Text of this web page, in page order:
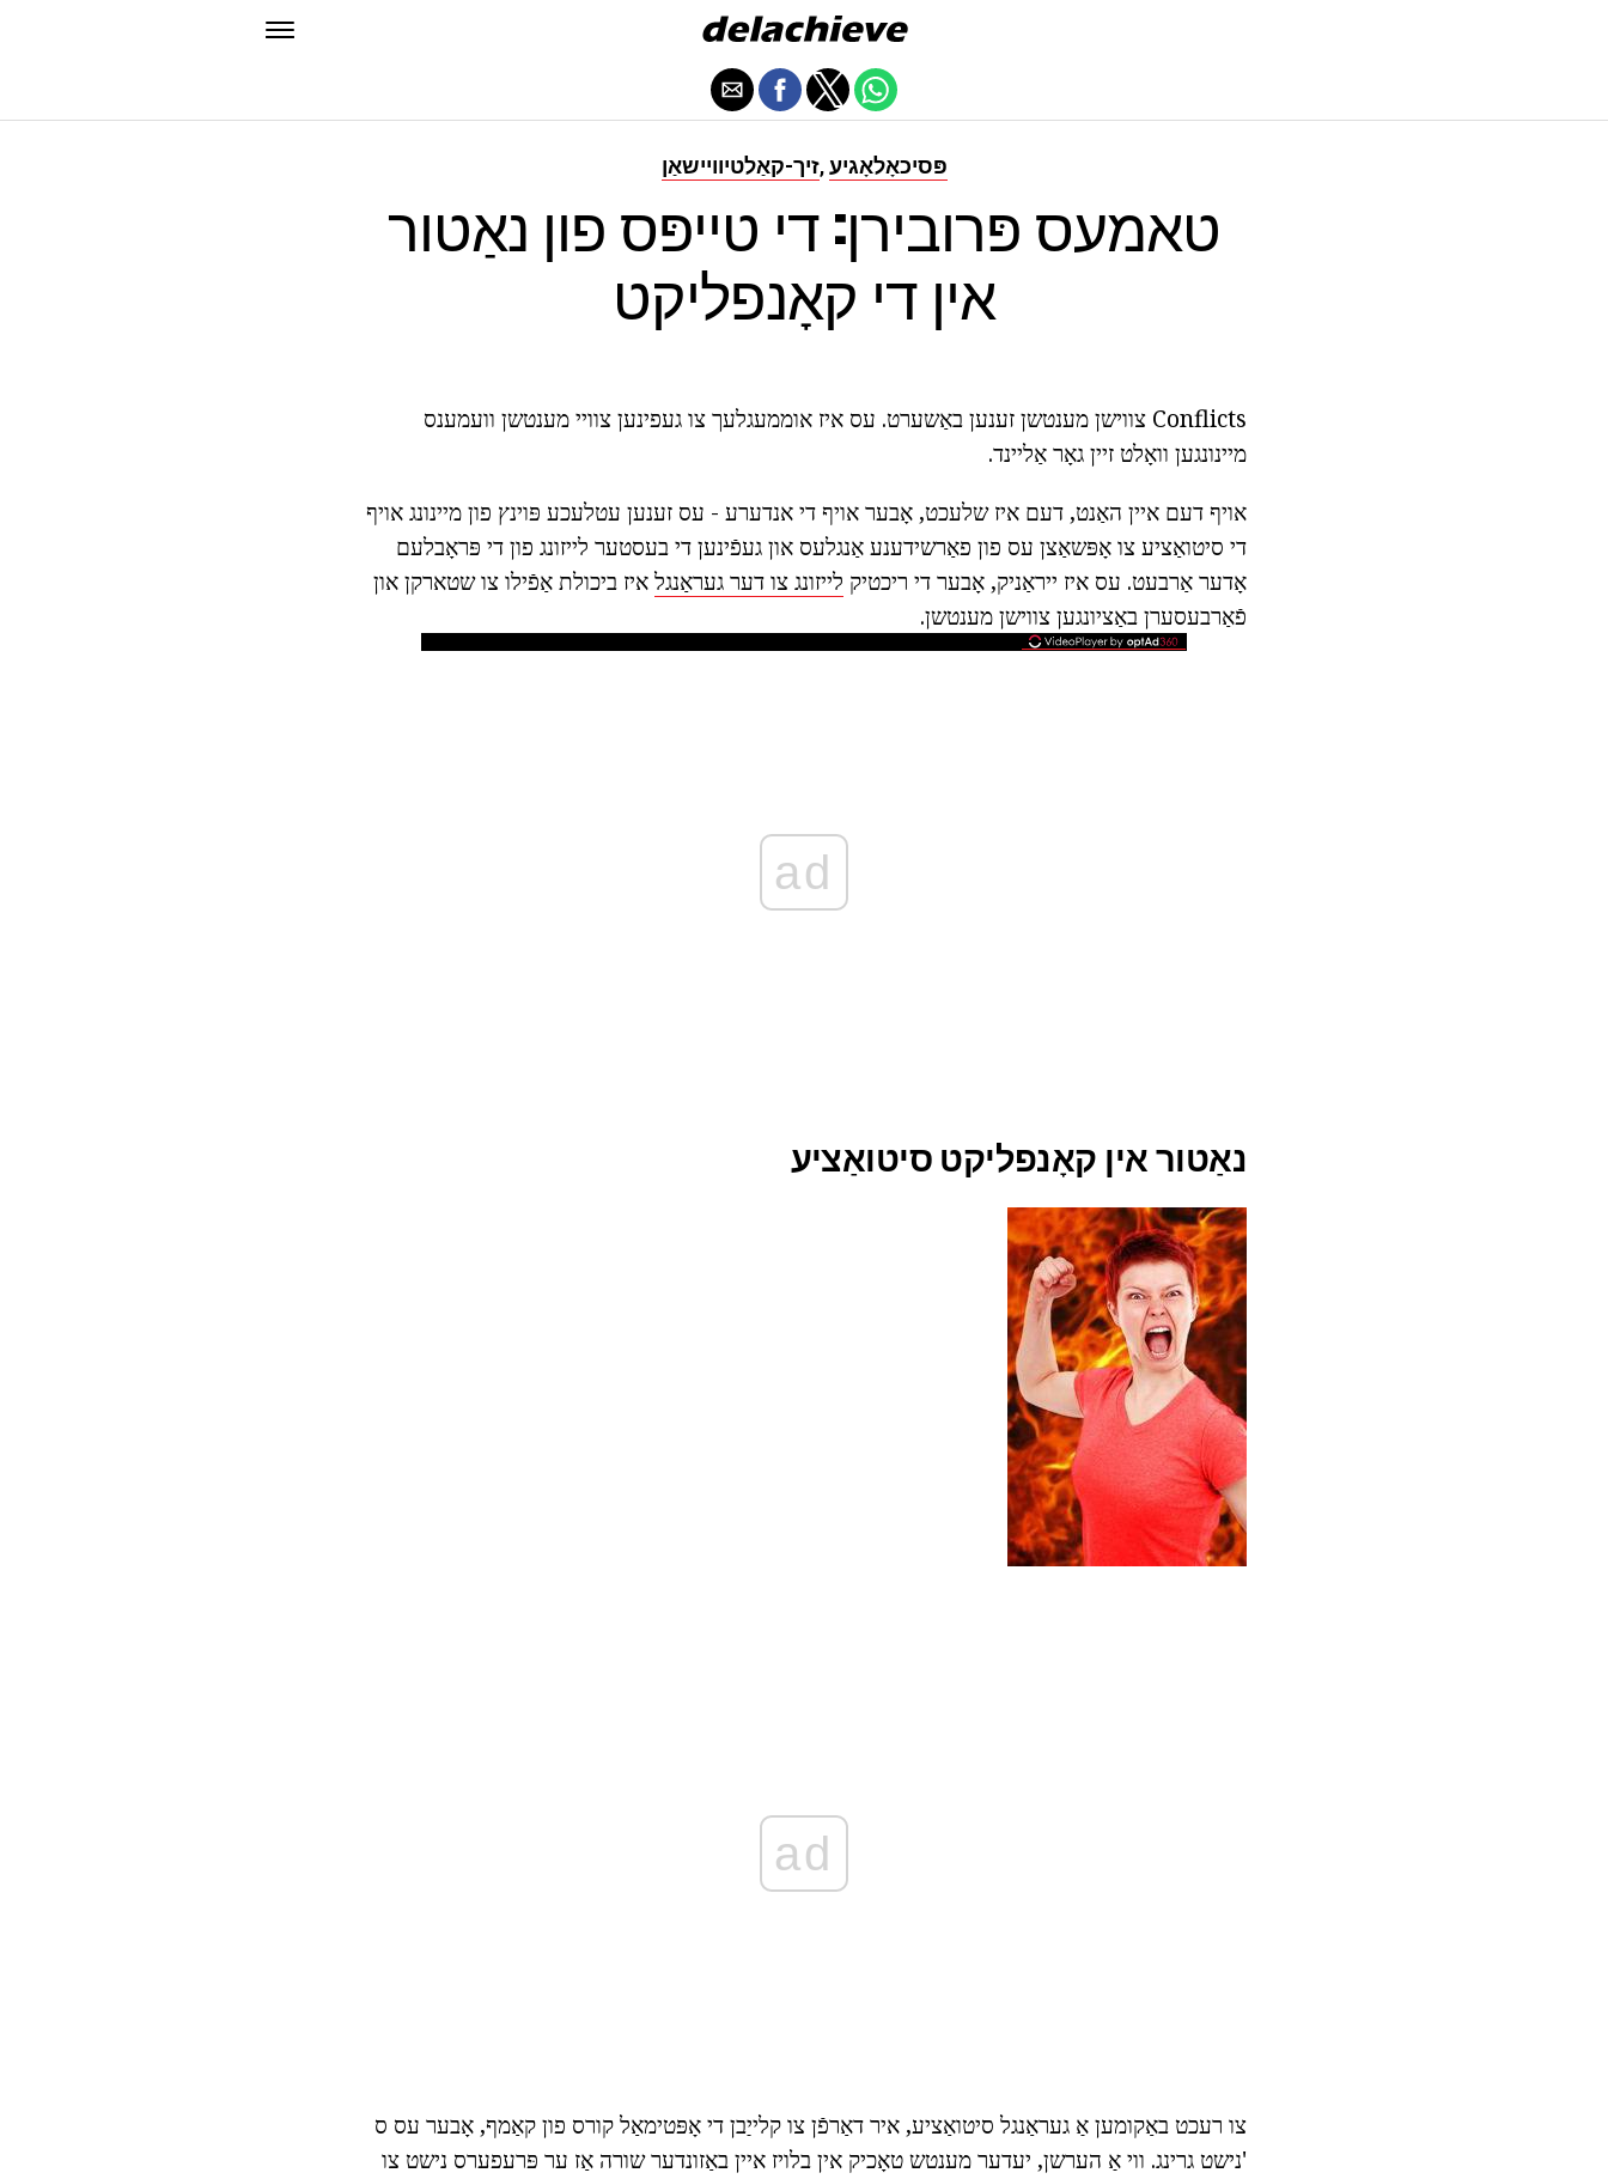
זיך-קאַלטיוויישאַן, פּסיכאָלאָגיע
טאמעס פּרובירן: די טייפּס פון נאַטור
אין די קאָנפליקט
Conflicts צווישן מענטשן זענען באַשערט. עס איז אוממעגלעך צו געפינען צוויי מענטשן וועמענס
מיינונגען וואָלט זיין גאָר אַליינד.
אויף דעם איין האַנט, דעם איז שלעכט, אָבער אויף די אנדערע - עס זענען עטלעכע פּוינץ פון מיינונג אויף
די סיטואַציע צו אָפּשאַצן עס פון פאַרשידענע אַנגלעס און געפֿינען די בעסטער לייזונג פון די פּראָבלעם
אָדער אַרבעט. עס איז ייראַניק, אָבער די ריכטיק לייזונג צו דער געראַנגלאיז ביכולת אַפֿילו צו שטארקן און
פֿאַרבעסערן באַציונגען צווישן מענטשן.
ad
נאַטור אין קאָנפליקט סיטואַציע
ad
צו רעכט באַקומען אַ געראַנגל סיטואַציע, איר דאַרפֿן צו קלייַבן די אָפּטימאַל קורס פון קאַמף, אָבער עס ס
'נישט גרינג. ווי אַ הערשן, יעדער מענטש טאָכיק אין בלויז איין באַזונדער שורה אַז ער פּרעפערס נישט צו